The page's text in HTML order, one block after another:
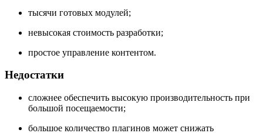
тысячи готовых модулей;
невысокая стоимость разработки;
простое управление контентом.
Недостатки
сложнее обеспечить высокую производительность при
большой посещаемости;
большое количество плагинов может снижать